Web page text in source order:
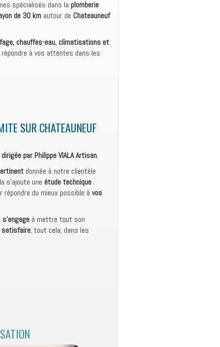
spécialisés dans la plomberie
de 30 km autour de Chateauneuf
chauffes-eau, climatisations et
à vos attentes dans les
SUR CHATEAUNEUF
par Philippe VIALA Artisan.
donnée à notre clientèle
s’ajoute une étude technique
répondre du mieux possible àvos
s’engage à mettre tout son
satisfaire, tout cela, dans les